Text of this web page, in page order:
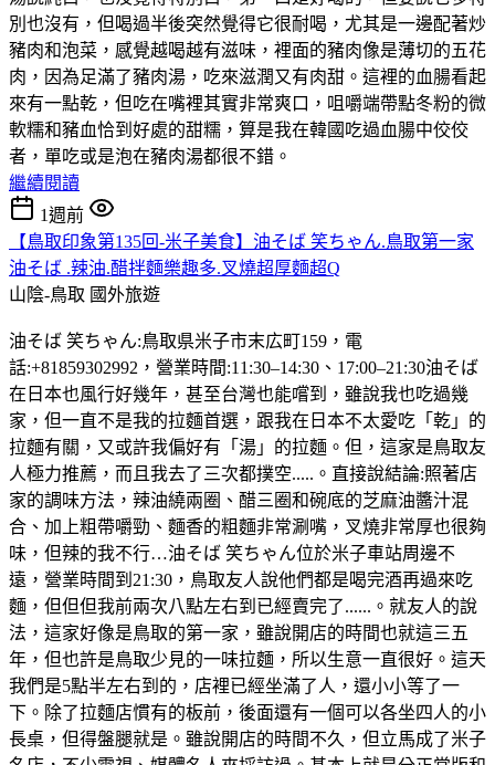
別也沒有，但喝過半後突然覺得它很耐喝，尤其是一邊配著炒
豬肉和泡菜，感覺越喝越有滋味，裡面的豬肉像是薄切的五花
肉，因為足滿了豬肉湯，吃來滋潤又有肉甜。這裡的血腸看起
來有一點乾，但吃在嘴裡其實非常爽口，咀嚼端帶點冬粉的微
軟糯和豬血恰到好處的甜糯，算是我在韓國吃過血腸中佼佼
者，單吃或是泡在豬肉湯都很不錯。
繼續閱讀
1週前
【鳥取印象第135回-米子美食】油そば 笑ちゃん.鳥取第一家
油そば .辣油.醋拌麵樂趣多.叉燒超厚麵超Q
山陰-鳥取 國外旅遊
油そば 笑ちゃん:鳥取県米子市末広町159，電
話:+81859302992，營業時間:11:30–14:30、17:00–21:30油そば
在日本也風行好幾年，甚至台灣也能嚐到，雖說我也吃過幾
家，但一直不是我的拉麵首選，跟我在日本不太愛吃「乾」的
拉麵有關，又或許我偏好有「湯」的拉麵。但，這家是鳥取友
人極力推薦，而且我去了三次都撲空.....。直接說結論:照著店
家的調味方法，辣油繞兩圈、醋三圈和碗底的芝麻油醬汁混
合、加上粗帶嚼勁、麵香的粗麵非常涮嘴，叉燒非常厚也很夠
味，但辣的我不行…油そば 笑ちゃん位於米子車站周邊不
遠，營業時間到21:30，鳥取友人說他們都是喝完酒再過來吃
麵，但但但我前兩次八點左右到已經賣完了......。就友人的說
法，這家好像是鳥取的第一家，雖說開店的時間也就這三五
年，但也許是鳥取少見的一味拉麵，所以生意一直很好。這天
我們是5點半左右到的，店裡已經坐滿了人，還小小等了一
下。除了拉麵店慣有的板前，後面還有一個可以各坐四人的小
長桌，但得盤腿就是。雖說開店的時間不久，但立馬成了米子